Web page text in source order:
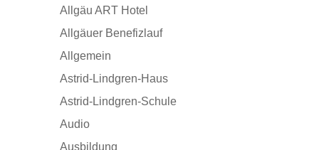
Allgäu ART Hotel
Allgäuer Benefizlauf
Allgemein
Astrid-Lindgren-Haus
Astrid-Lindgren-Schule
Audio
Ausbildung